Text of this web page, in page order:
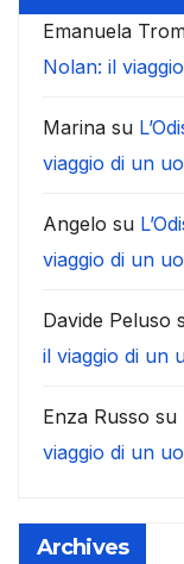
Emanuela
Nolan: il
Marina su
viaggio di un
Angelo su
viaggio di un
Davide Peluso
il viaggio di un
Enza Russo su
viaggio di un
Archives